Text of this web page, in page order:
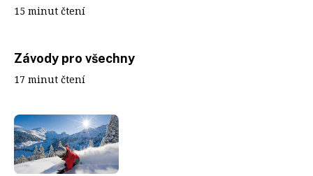
15 minut čtení
Závody pro všechny
17 minut čtení